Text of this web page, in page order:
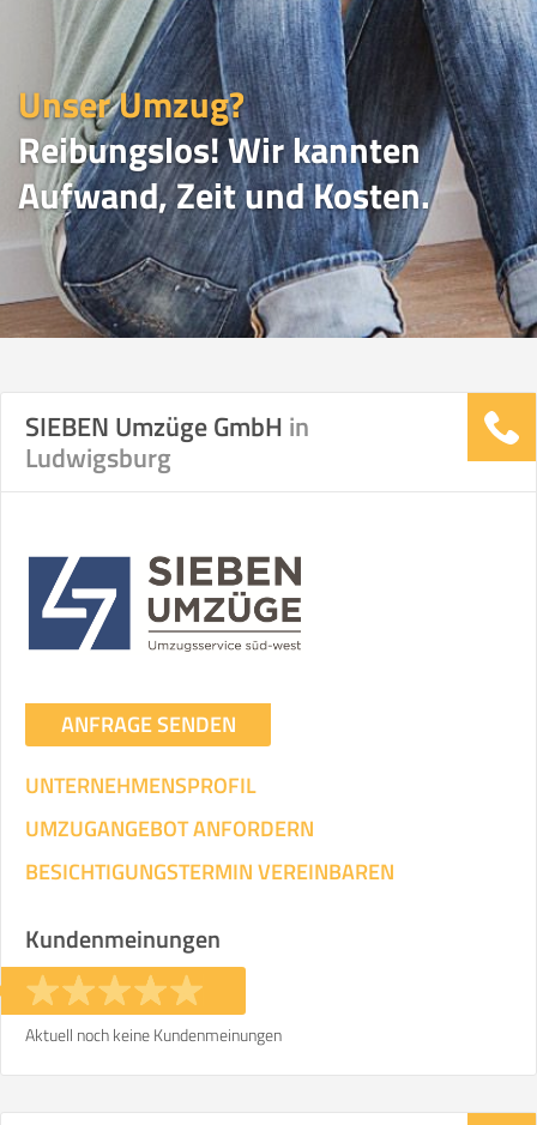
Unser Umzug?
Reibungslos! Wir kannten
Aufwand, Zeit und Kosten.
UMZUGSVERGLEICH
Vergleichsergebnis basierend auf Ihren
Transportieren
Ihre Angaben:
am
Wohnfläche:m² Entfernung:
Gewicht: kg
SIEBEN Umzüge GmbH in
Ludwigsburg
ANFRAGE SENDEN
UNTERNEHMENSPROFIL
UMZUGANGEBOT ANFORDERN
BESICHTIGUNGSTERMIN VEREINBAREN
Kundenmeinungen
Aktuell noch keine Kundenmeinungen